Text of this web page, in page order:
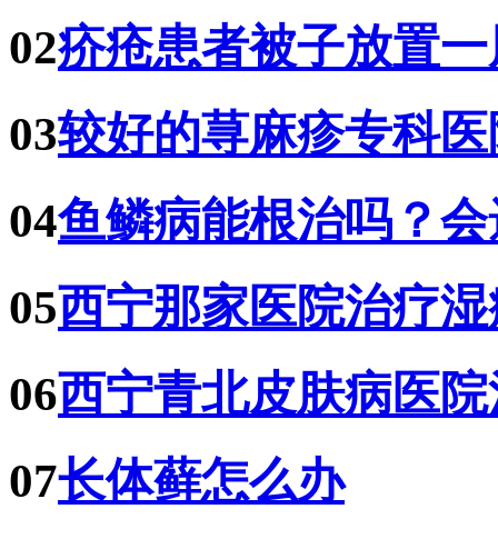
02疥疮患者被子放置
03较好的荨麻疹专科
04鱼鳞病能根治吗？
05西宁那家医院治疗
06西宁青北皮肤病医
07长体藓怎么办